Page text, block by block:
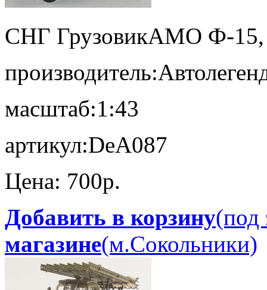
СНГ ГрузовикАМО Ф-15,
производитель:
масштаб:1:43
артикул:DeA087
Цена: 700p.
Добавить в корзину(под
магазине(м.Сокольники)